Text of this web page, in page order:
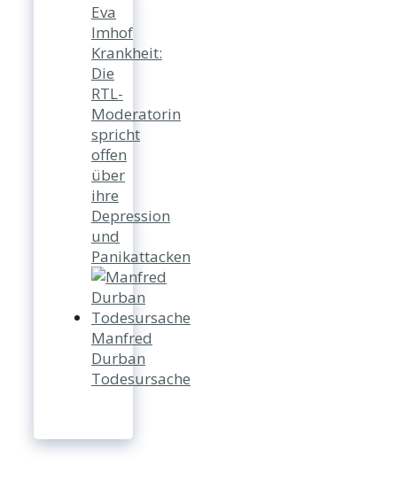
Eva
Imhof
Krankheit:
Die
RTL-
Moderatorin
spricht
offen
über
ihre
Depression
und
Panikattacken
Manfred
Durban
Todesursache